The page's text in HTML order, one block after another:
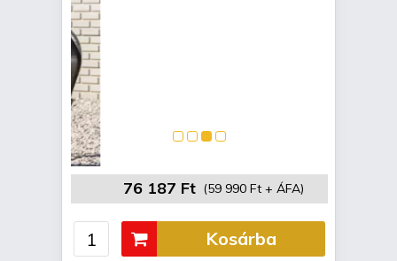
76 187 Ft (59 990 Ft + ÁFA)
Kosárba